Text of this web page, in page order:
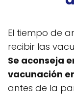
El tiempo de
recibir las
Se aconseja
vacunación
antes de la